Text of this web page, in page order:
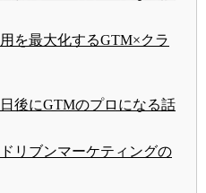
を最大化するGTM×クラ
後にGTMのプロになる話
リブンマーケティングの